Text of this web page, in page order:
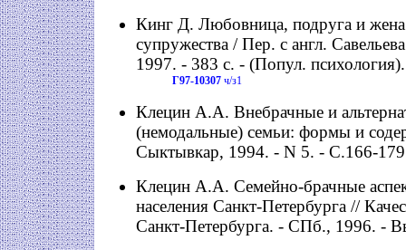
Кинг Д. Любовница, подруга и
супружества / Пер. с англ.
1997. - 383 с. - (Попул. психология).
Г97-10307 ч/з1
Клецин А.А. Внебрачные и
(немодальные) семьи: формы и
Сыктывкар, 1994. - N 5. - С.166-
Клецин А.А. Семейно-брачные
населения Санкт-Петербурга //
Санкт-Петербурга. - СПб., 1996. -